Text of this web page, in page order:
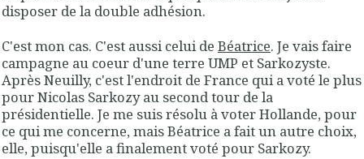
disposer de la double adhésion.
C'est mon cas. C'est aussi celui de Béatrice. Je vais faire
campagne au coeur d'une terre UMP et Sarkozyste.
Après Neuilly, c'est l'endroit de France qui a voté le plus
pour Nicolas Sarkozy au second tour de la
présidentielle. Je me suis résolu à voter Hollande, pour
ce qui me concerne, mais Béatrice a fait un autre choix,
elle, puisqu'elle a finalement voté pour Sarkozy.